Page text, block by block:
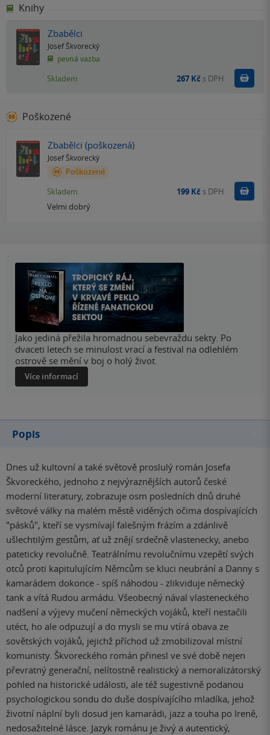
Knihy
Zbabělci
Josef Škvorecký
pevná vazba
Skladem 267 Kč s DPH
Poškozené
Zbabělci (poškozená)
Josef Škvorecký
Poškozené
Velmi dobrý
Skladem 199 Kč s DPH
Jako jediná přežila hromadnou sebevraždu sekty. Po
dvaceti letech se minulost vrací a festival na odlehlém
ostrově se mění v boj o holý život.
Více informací
Popis
Dnes už kultovní a také světově proslulý román Josefa
Škvoreckého, jednoho z nejvýraznějších autorů české
moderní literatury, zobrazuje osm posledních dnů druhé
světové války na malém městě viděných očima dospívajících
"pásků", kteří se vysmívají falešným frázím a zdánlivě
ušlechtilým gestům, ať už znějí srdečně vlastenecky, anebo
pateticky revolučně. Teatrálnímu revolučnímu vzepětí svých
otců proti kapitulujícím Němcům se kluci neubrání a Danny s
kamarádem dokonce - spíš náhodou - zlikviduje německý
tank a vítá Rudou armádu. Všeobecný nával vlasteneckého
nadšení a výjevy mučení německých vojáků, kteří nestačili
utéct, ho ale odpuzují a do mysli se mu vtírá obava ze
sovětských vojáků, jejichž příchod už zmobilizoval místní
komunisty. Škvoreckého román přinesl ve své době nejen
převratný generační, nelítostně realistický a nemoralizátorský
pohled na historické události, ale též sugestivně podanou
psychologickou sondu do duše dospívajícího mladíka, jehož
životní náplní byli dosud jen kamarádi, jazz a touha po Ireně,
nedosažitelné lásce. Jazyk románu je živý a autentický,